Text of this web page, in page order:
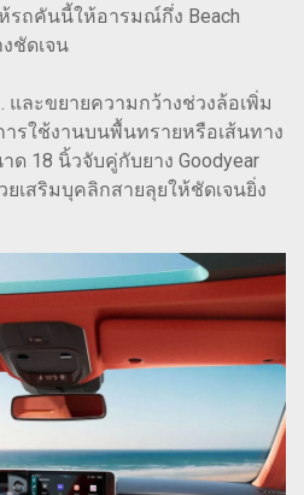
รถคันนี้ให้อารมณ์กึ่ง Beach
งชัดเจน
และขยายความกว้างช่วงล้อเพิ่ม
ารใช้งานบนพื้นทรายหรือเส้นทาง
18 นิ้วจับคู่กับยาง Goodyear
ยเสริมบุคลิกสายลุยให้ชัดเจนยิ่ง